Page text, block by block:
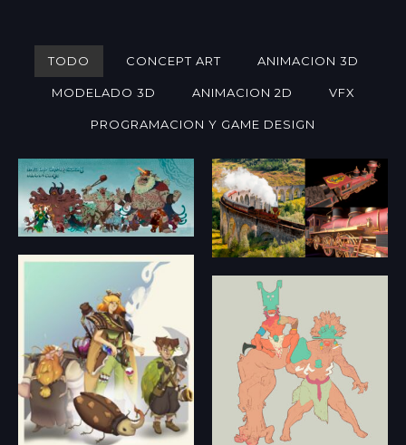
TODO CONCEPT ART ANIMACION 3D
MODELADO 3D ANIMACION 2D VFX
PROGRAMACION Y GAME DESIGN